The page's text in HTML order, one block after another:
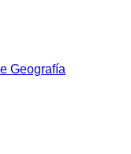
Geografía